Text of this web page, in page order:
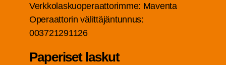
Verk­ko­las­kuo­pe­raat­to­rim­me: Maven­ta
Ope­raat­to­rin välit­tä­jän­tun­nus:
003721291126
Pape­ri­set laskut